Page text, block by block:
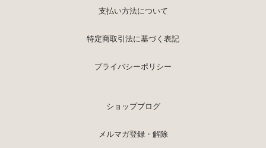
支払い方法について
特定商取引法に基づく表記
プライバシーポリシー
ショップブログ
メルマガ登録・解除